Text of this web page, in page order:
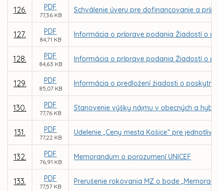
126. PDF
77,36 KB
Schválenie úveru pre dofinancovanie a
127. PDF
84,71 KB
Informácia o príprave podania Žiadostí o
128. PDF
84,63 KB
Informácia o príprave podania Žiadostí o
129. PDF
85,07 KB
Informácia o predložení žiadosti o
130. PDF
77,76 KB
Stanovenie výšky nájmu v obecných a
131. PDF
77,22 KB
Udelenie „Ceny mesta Košice“ pre
132. PDF
76,91 KB
Memorandum o porozumení UNICEF
133. PDF
77,57 KB
Prerušenie rokovania MZ o bode